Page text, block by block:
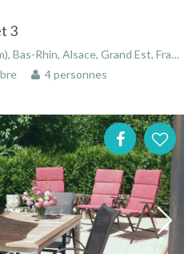
3
Rhin, Alsace, Grand Est, France
4 personnes